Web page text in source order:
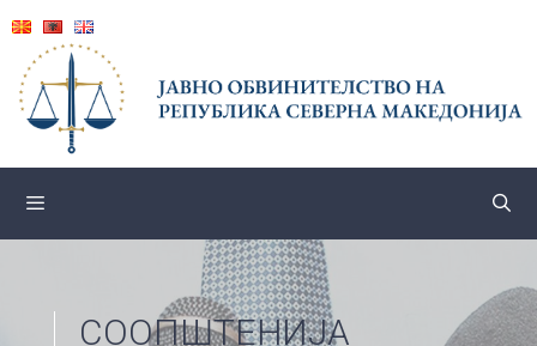
content
СООПШТЕНИЈА